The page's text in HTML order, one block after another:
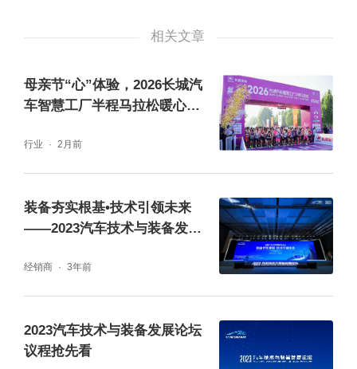
长安福特为福米们送上的“暖身贴”可就有点厉
害了——是可以看到爱车保养的“透明车间”。
进入“透明车间”看一看保养爱车的“现场直播”，
登陆「长安福特官方车主俱乐部」微信小程
序，选择“透明车间”，既可看到爱车保养全过
相关文章
母亲节“心”体验，2026长城汽
车智慧工厂半程马拉松暖心开
行业 2月前
装备夯实根基•技术引领未来
——2023汽车技术与装备发展
经销商 3年前
2023汽车技术与装备发展论坛
议程抢先看